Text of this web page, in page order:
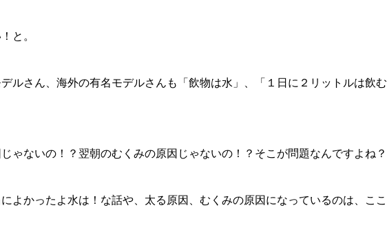
と。
ルさん、海外の有名モデルさんも「飲物は水」、「１日に２リットルは飲む
ゃないの！？翌朝のむくみの原因じゃないの！？そこが問題なんですよね？
よかったよ水は！な話や、太る原因、むくみの原因になっているのは、ここ